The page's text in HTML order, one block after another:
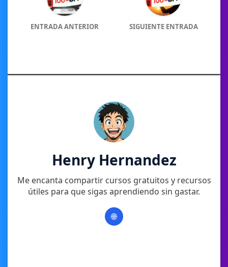
ENTRADA ANTERIOR SIGUIENTE ENTRADA
Henry Hernandez
Me encanta compartir cursos gratuitos y recursos
útiles para que sigas aprendiendo sin gastar.
🌐